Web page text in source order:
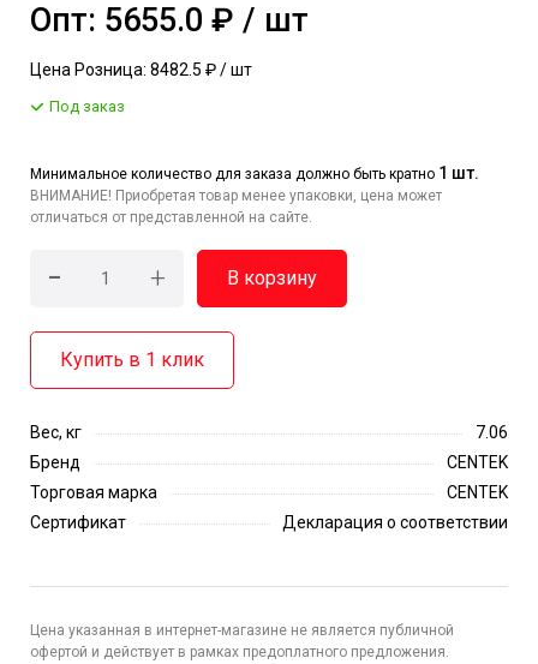
Опт: 5655.0 ₽ / шт
Цена Розница: 8482.5 ₽ / шт
Под заказ
Минимальное количество для заказа должно быть кратно 1 шт.
ВНИМАНИЕ! Приобретая товар менее упаковки, цена может
отличаться от представленной на сайте.
- + В корзину
Купить в 1 клик
Вес, кг
7.06
Бренд
CENTEK
Торговая марка
CENTEK
Сертификат
Декларация о соответствии
Цена указанная в интернет-магазине не является публичной
офертой и действует в рамках предоплатного предложения.